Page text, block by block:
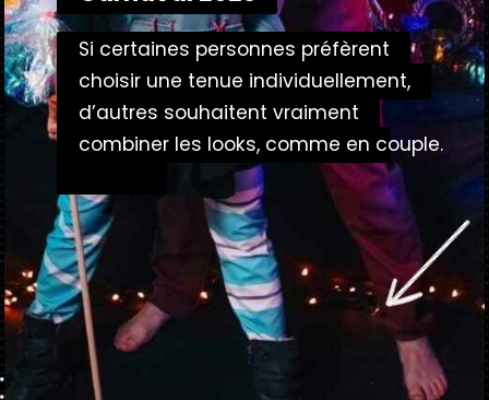
Si certaines personnes préfèrent
choisir une tenue individuellement,
d’autres souhaitent vraiment
combiner les looks, comme en
Si certaines personnes préfèrent
choisir une tenue individuellement,
d’autres souhaitent vraiment
combiner les looks, comme en couple.